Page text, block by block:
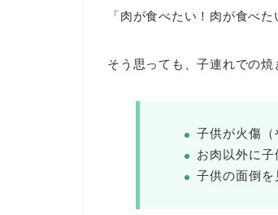
「肉が食べたい！肉が食べ
そう思っても、子連れでの
子供が火傷
お肉以外に子
子供の面倒